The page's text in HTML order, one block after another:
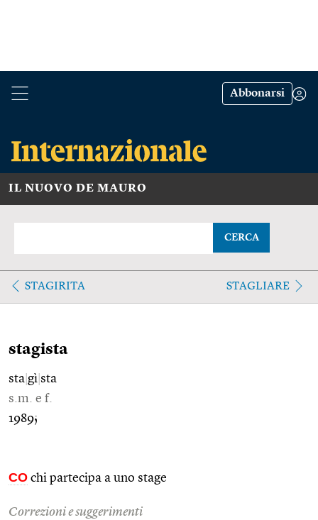
Abbonarsi
IL NUOVO DE MAURO
CERCA
STAGIRITA STAGLIARE
stagista
sta gì sta
s.m. e f.
1989;
CO chi partecipa a uno stage
Correzioni e suggerimenti